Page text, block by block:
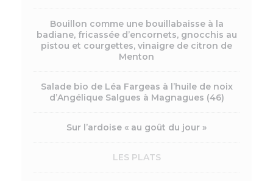
Bouillon comme une bouillabaisse à la
badiane, fricassée d’encornets, gnocchis au
pistou et courgettes, vinaigre de citron de
Menton
Salade bio de Léa Fargeas à l’huile de noix
d’Angélique Salgues à Magnagues (46)
Sur l’ardoise « au goût du jour »
LES PLATS